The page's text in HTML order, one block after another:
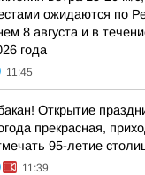
ожидаются по
8 августа и в
года
11:45
Открытие
прекрасная,
95-летие
11:39